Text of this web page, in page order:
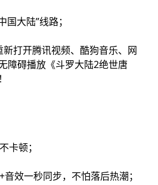
大陆”线路；
打开腾讯视频、酷狗音乐、网
障碍播放《斗罗大陆2绝世唐
卡顿；
效一秒同步，不怕落后热潮；